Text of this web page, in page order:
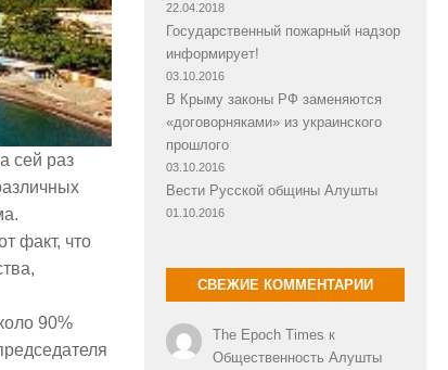
сей раз
факт, что
90%
22.04.2018
Государственный пожарный надзор
информирует!
03.10.2016
В Крыму законы РФ заменяются
«договорняками» из украинского
прошлого
03.10.2016
Вести Русской общины Алушты
01.10.2016
СВЕЖИЕ КОММЕНТАРИИ
The Epoch Times к
Общественность Алушты